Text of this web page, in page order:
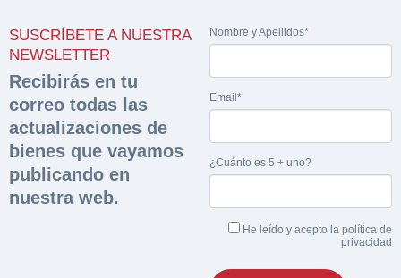
SUSCRÍBETE A NUESTRA
NEWSLETTER
Recibirás en tu
correo todas las
actualizaciones de
bienes que vayamos
publicando en
nuestra web.
Nombre y Apellidos*
Email*
¿Cuánto es 5 + uno?
He leído y acepto la política de
privacidad
documentación
sobre la peritación
Rellene este formulario y recibirá en su email el
enlace para descargar la documentación
Nombre y Apellidos*
Hacer Oferta
Razón social*
Teléfono*
Nombre y Apellidos*
Sobre Merfinsa
Venta de bienes muebles
Vehículos